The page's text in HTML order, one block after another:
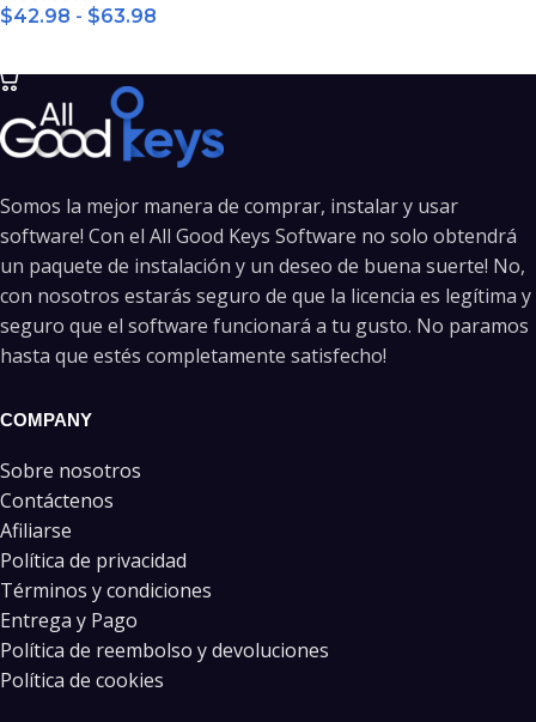
$42.98 - $63.98
Somos la mejor manera de comprar, instalar y usar
software! Con el All Good Keys Software no solo obtendrá
un paquete de instalación y un deseo de buena suerte! No,
con nosotros estarás seguro de que la licencia es legítima y
seguro que el software funcionará a tu gusto. No paramos
hasta que estés completamente satisfecho!
COMPANY
Sobre nosotros
Contáctenos
Afiliarse
Política de privacidad
Términos y condiciones
Entrega y Pago
Política de reembolso y devoluciones
Política de cookies